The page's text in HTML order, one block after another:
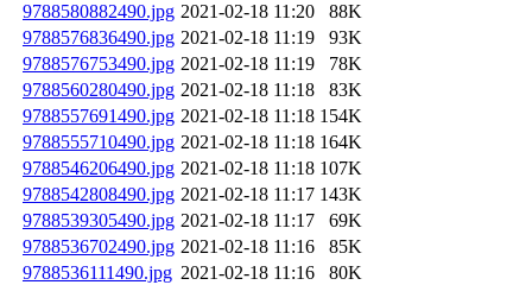
9788580882490.jpg 2021-02-18 11:20
88K
9788576836490.jpg 2021-02-18 11:19
93K
9788576753490.jpg 2021-02-18 11:19
78K
9788560280490.jpg 2021-02-18 11:18
83K
9788557691490.jpg 2021-02-18 11:18 154K
9788555710490.jpg 2021-02-18 11:18 164K
9788546206490.jpg 2021-02-18 11:18 107K
9788542808490.jpg 2021-02-18 11:17 143K
9788539305490.jpg 2021-02-18 11:17
69K
9788536702490.jpg 2021-02-18 11:16
85K
9788536111490.jpg 2021-02-18 11:16
80K